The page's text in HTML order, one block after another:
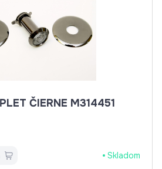
KUKÁTKO KOMPLET ČIERNE M314451
Skladom